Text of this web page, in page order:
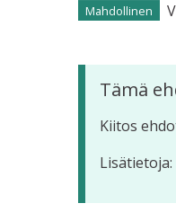
Mahdollinen
Tämä
Kiitos